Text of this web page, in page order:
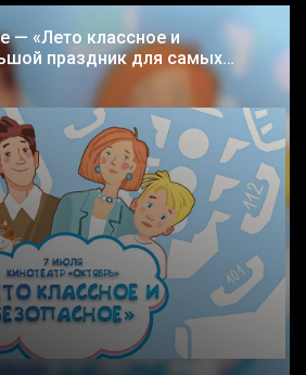
— «Лето классное и
праздник для самых